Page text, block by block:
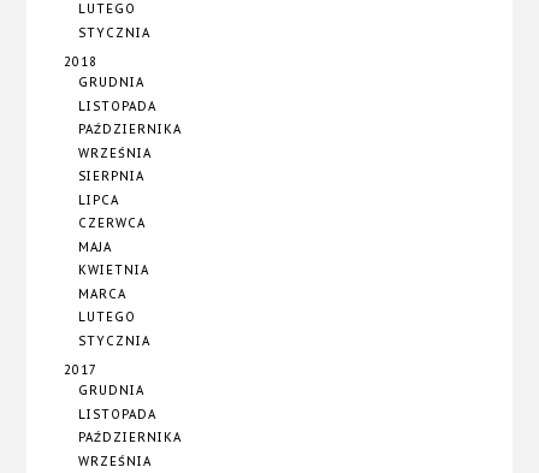
LUTEGO
STYCZNIA
2018
GRUDNIA
LISTOPADA
PAŹDZIERNIKA
WRZEŚNIA
SIERPNIA
LIPCA
CZERWCA
MAJA
KWIETNIA
MARCA
LUTEGO
STYCZNIA
2017
GRUDNIA
LISTOPADA
PAŹDZIERNIKA
WRZEŚNIA